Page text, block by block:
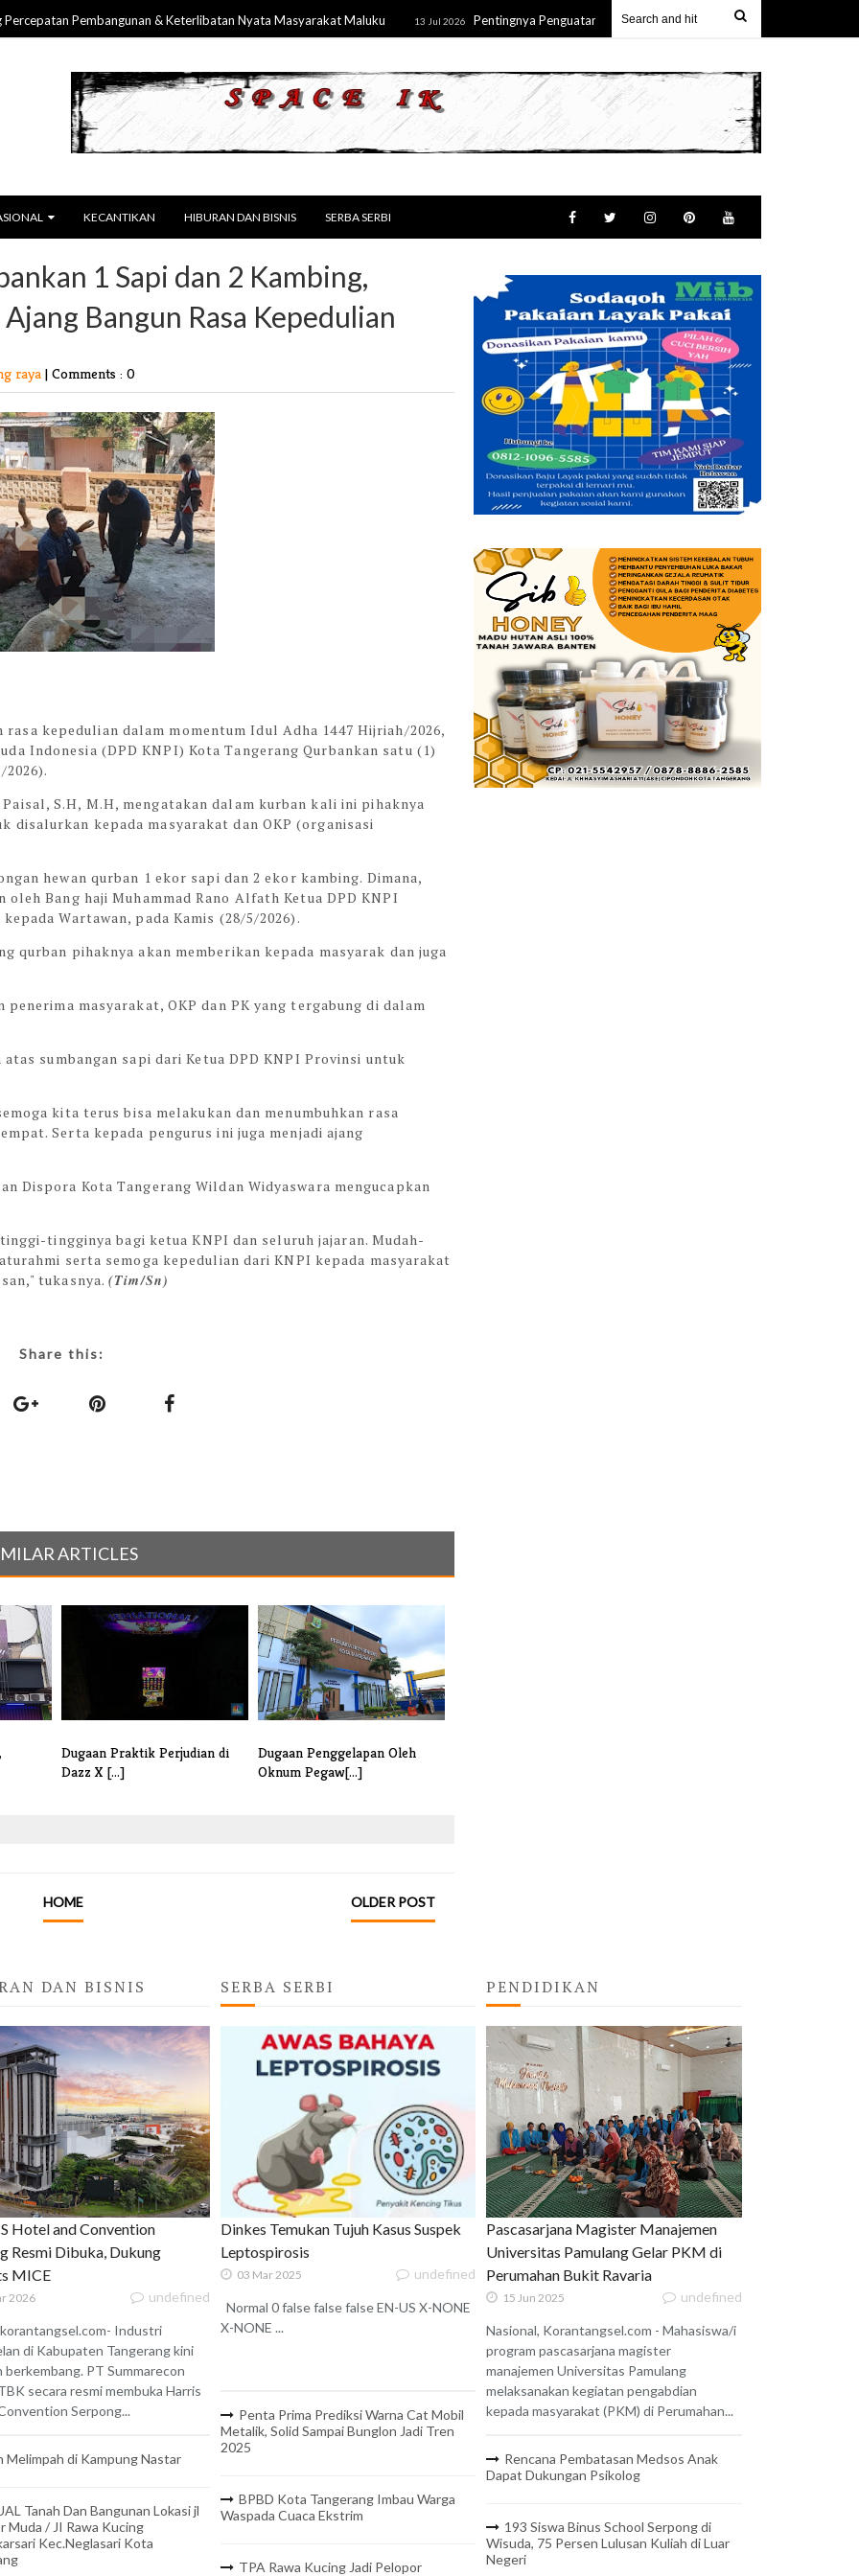
Pembangunan & Keterlibatan Nyata Masyarakat Maluku 13 Jul 2026 Pentingnya Penguatan Wawasan Kebangsaan Melalui Pemahaman
KECANTIKAN HIBURAN DAN BISNIS SERBA SERBI
1 Sapi dan 2 Kambing,
Bangun Rasa Kepedulian
raya | Comments : 0
rasa kepedulian dalam momentum Idul Adha 1447 Hijriah/2026,
Indonesia (DPD KNPI) Kota Tangerang Qurbankan satu (1)
S.H, M.H, mengatakan dalam kurban kali ini pihaknya
disalurkan kepada masyarakat dan OKP (organisasi
hewan qurban 1 ekor sapi dan 2 ekor kambing. Dimana,
Bang haji Muhammad Rano Alfath Ketua DPD KNPI
Wartawan, pada Kamis (28/5/2026).
qurban pihaknya akan memberikan kepada masyarak dan juga
masyarakat, OKP dan PK yang tergabung di dalam
sumbangan sapi dari Ketua DPD KNPI Provinsi untuk
kita terus bisa melakukan dan menumbuhkan rasa
Serta kepada pengurus ini juga menjadi ajang
Dispora Kota Tangerang Wildan Widyaswara mengucapkan
tingginya bagi ketua KNPI dan seluruh jajaran. Mudah-
serta semoga kepedulian dari KNPI kepada masyarakat
tukasnya.(Tim/Sn)
Share this:
ARTICLES
Dugaan Praktik Perjudian di
Dazz X [...]
Dugaan Penggelapan Oleh
Oknum Pegaw[...]
OLDER POST
HOME
DAN BISNIS
Hotel and Convention
Resmi Dibuka, Dukung
MICE
2026 undefined
Industri
di Kabupaten Tangerang kini
berkembang. PT Summarecon
secara resmi membuka Harris
Serpong...
Melimpah di Kampung Nastar
Tanah Dan Bangunan Lokasi jl
Muda / JI Rawa Kucing
Kec.Neglasari Kota
SERBA SERBI
Dinkes Temukan Tujuh Kasus Suspek
Leptospirosis
03 Mar 2025 undefined
Normal 0 false false false EN-US X-NONE
X-NONE ...
Penta Prima Prediksi Warna Cat Mobil
Metalik, Solid Sampai Bunglon Jadi Tren
2025
BPBD Kota Tangerang Imbau Warga
Waspada Cuaca Ekstrim
TPA Rawa Kucing Jadi Pelopor
PENDIDIKAN
Pascasarjana Magister Manajemen
Universitas Pamulang Gelar PKM di
Perumahan Bukit Ravaria
15 Jun 2025 undefined
Nasional, Korantangsel.com - Mahasiswa/i
program pascasarjana magister
manajemen Universitas Pamulang
melaksanakan kegiatan pengabdian
kepada masyarakat (PKM) di Perumahan...
Rencana Pembatasan Medsos Anak
Dapat Dukungan Psikolog
193 Siswa Binus School Serpong di
Wisuda, 75 Persen Lulusan Kuliah di Luar
Negeri